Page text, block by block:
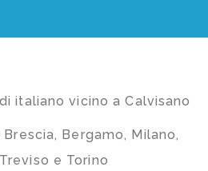
italiano vicino a Calvisano
Bergamo, Milano,
e Torino